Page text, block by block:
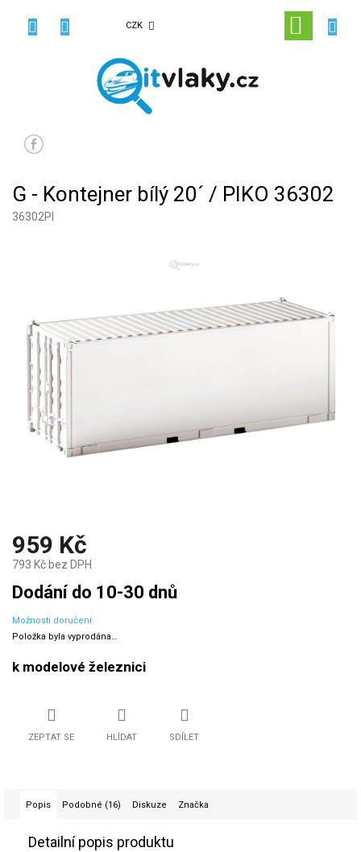
CZK
KOŠÍK
G - Kontejner bílý 20´ / PIKO 36302
36302PI
959 Kč
793 Kč bez DPH
Měrná
cena:
Dodání do 10-30 dnů
Možnosti doručení
Položka byla vyprodána…
k modelové železnici
ZEPTAT SE HLÍDAT SDÍLET
Popis Podobné (16) Diskuze Značka
Detailní popis produktu